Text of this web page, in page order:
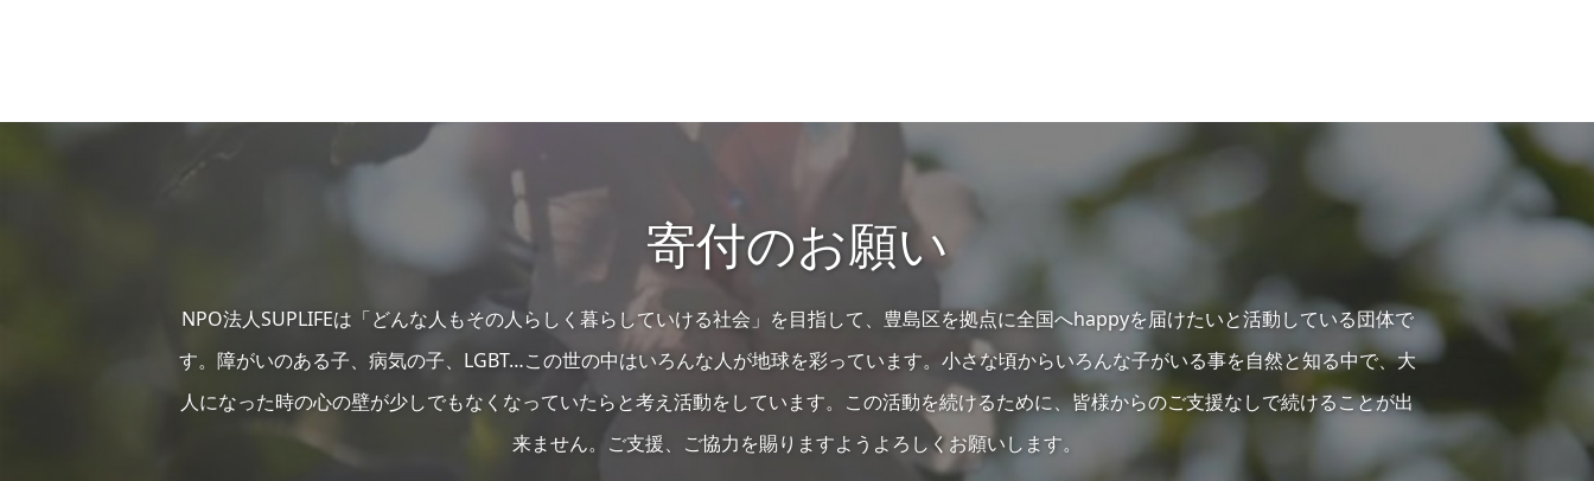
寄付のお願い
NPO法人SUPLIFEは「どんな人もその人らしく暮らしていける社会」を目指して、豊島区を拠点に全国へhappyを届けたいと活動している団体で
す。障がいのある子、病気の子、LGBT…この世の中はいろんな人が地球を彩っています。小さな頃からいろんな子がいる事を自然と知る中で、大
人になった時の心の壁が少しでもなくなっていたらと考え活動をしています。この活動を続けるために、皆様からのご支援なしで続けることが出
来ません。ご支援、ご協力を賜りますようよろしくお願いします。